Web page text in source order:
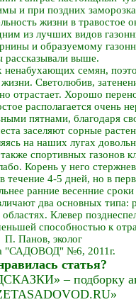
и при поздних
жизни в травостое
из лучших видов
и образуемому
рассказывали выше.
семян,
Светолюбив,
отрастает. Хорошо
располагается очень
пятнами, благодаря
заселяют сорные
на наших лугах
спортивных газонов
Корень у него
4-5 дней, но в
ранние весенние сроки
два основных
Клевер
способностью к
П. Панов, эколог
"САДОВОД" №6, 2011г.
статья?
– подборку